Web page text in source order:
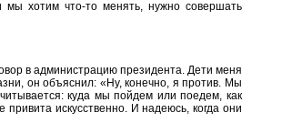
хотим что-то менять, нужно совершать
в администрацию президента. Дети меня
он объяснил: «Ну, конечно, я против. Мы
куда мы пойдем или поедем, как
искусственно. И надеюсь, когда они